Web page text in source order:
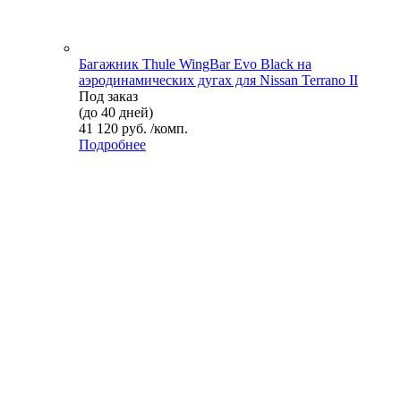
Багажник Thule WingBar Evo Black на
аэродинамических дугах для Nissan Terrano II
Под заказ
(до 40 дней)
41 120 руб. /комп.
Подробнее